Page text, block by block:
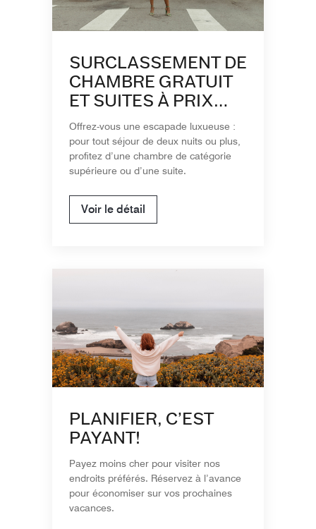
SURCLASSEMENT DE
CHAMBRE GRATUIT
ET SUITES À PRIX
RÉDUIT
Offrez-vous une escapade luxueuse :
pour tout séjour de deux nuits ou plus,
profitez d’une chambre de catégorie
supérieure ou d’une suite.
Voir le détail
PLANIFIER, C’EST
PAYANT!
Payez moins cher pour visiter nos
endroits préférés. Réservez à l’avance
pour économiser sur vos prochaines
vacances.